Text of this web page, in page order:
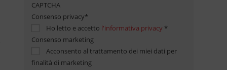
CAPTCHA
Consenso privacy*
Ho letto e accetto l'informativa privacy *
Consenso marketing
Acconsento al trattamento dei miei dati per
finalità di marketing